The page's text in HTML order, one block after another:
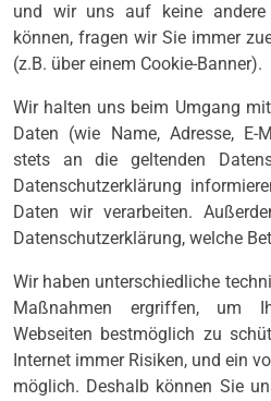
und wir uns auf keine andere
können, fragen wir Sie immer
(z.B. über einem Cookie-Banner).
Wir halten uns beim Umgang
Daten (wie Name, Adresse, E-
stets an die geltenden
Datenschutzerklärung
Daten wir verarbeiten.
Datenschutzerklärung, welche
Wir haben unterschiedliche
Maßnahmen ergriffen, um
Webseiten bestmöglich zu
Internet immer Risiken, und ein
möglich. Deshalb können Sie